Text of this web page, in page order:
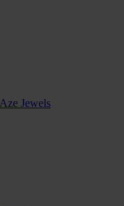
Aze Jewels